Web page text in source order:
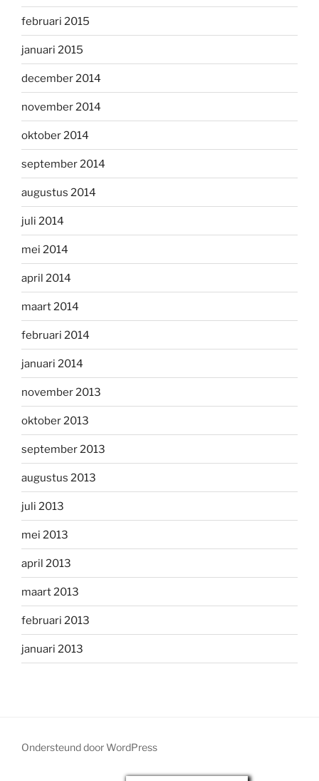
februari 2015
januari 2015
december 2014
november 2014
oktober 2014
september 2014
augustus 2014
juli 2014
mei 2014
april 2014
maart 2014
februari 2014
januari 2014
november 2013
oktober 2013
september 2013
augustus 2013
juli 2013
mei 2013
april 2013
maart 2013
februari 2013
januari 2013
Ondersteund door WordPress